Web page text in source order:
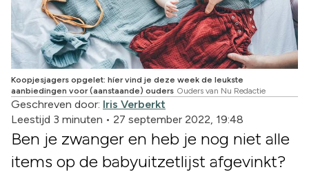
Koopjesjagers opgelet: híer vind je deze week de leukste
aanbiedingen voor (aanstaande) ouders Ouders van Nu Redactie
Geschreven door: Iris Verberkt
Leestijd 3 minuten • 27 september 2022, 19:48
Ben je zwanger en heb je nog niet alle
items op de babyuitzetlijst afgevinkt?